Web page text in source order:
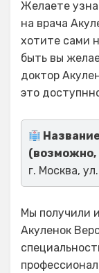
Желаете
на врача
хотите сами
быть вы
доктор
это
(возможно,
г. Москва,
Мы получили
Акуленок